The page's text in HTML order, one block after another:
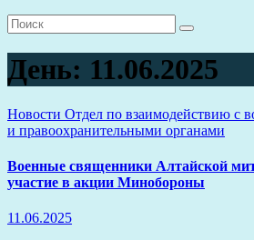
День: 11.06.2025
Новости Отдел по взаимодействию с
и правоохранительными органами
Военные священники Алтайской
участие в акции Минобороны
11.06.2025